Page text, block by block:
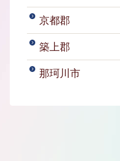
京都郡
築上郡
那珂川市